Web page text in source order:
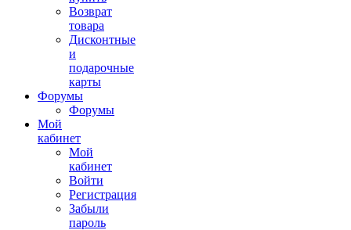
Возврат
товара
Дисконтные
и
подарочные
карты
Форумы
Форумы
Мой
кабинет
Мой
кабинет
Войти
Регистрация
Забыли
пароль